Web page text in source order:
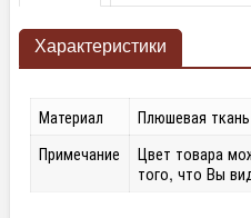
Характеристики
Материал
Плюшевая ткань
Примечание
Цвет товара
того, что Вы